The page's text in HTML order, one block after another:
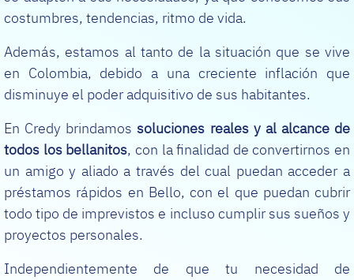
costumbres, tendencias, ritmo de vida.
Además, estamos al tanto de la situación que se vive
en Colombia, debido a una creciente inflación que
disminuye el poder adquisitivo de sus habitantes.
En Credy brindamossoluciones reales y al alcance de
todos los bellanitos, con la finalidad de convertirnos en
un amigo y aliado a través del cual puedan acceder a
préstamos rápidos en Bello, con el que puedan cubrir
todo tipo de imprevistos e incluso cumplir sus sueños y
proyectos personales.
Independientemente de que tu necesidad de